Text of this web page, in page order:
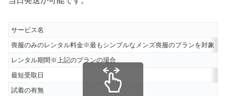
サービス名
喪服のみのレンタル料金※最もシンプルなメンズ喪服のプランを対象
レンタル期間※上記のプランの場合
最短受取日
試着の有無